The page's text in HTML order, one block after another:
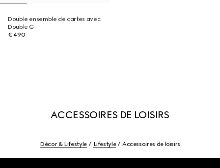
Double ensemble de cartes avec
Double G
€ 490
ACCESSOIRES DE LOISIRS
Décor & Lifestyle Lifestyle Accessoires de loisirs